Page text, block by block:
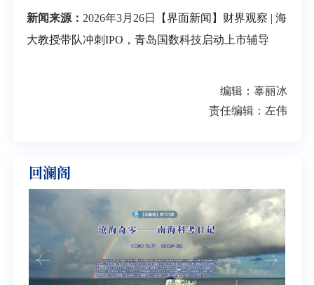
新闻来源： 2026年3月26日 【界面新闻】 财界观察 | 海
大教授带队冲刺IPO，青岛国数科技启动上市辅导
编辑：辜丽冰
责任编辑：左伟
回澜阁